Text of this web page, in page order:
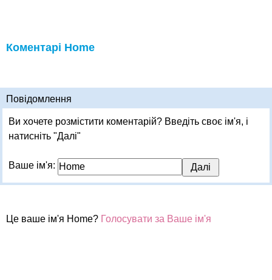
Коментарі Home
Повідомлення
Ви хочете розмістити коментарій? Введіть своє ім'я, і
натисніть "Далі"
Ваше ім'я:
Це ваше ім'я Home? Голосувати за Ваше ім'я